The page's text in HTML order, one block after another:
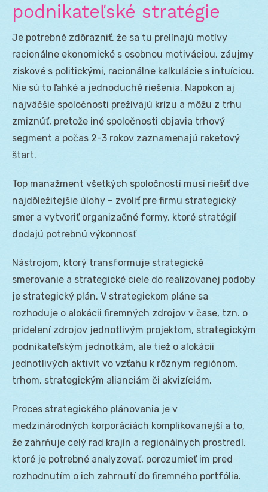
podnikateľské stratégie
Je potrebné zdôrazniť, že sa tu prelínajú motívy
racionálne ekonomické s osobnou motiváciou, záujmy
ziskové s politickými, racionálne kalkulácie s intuíciou.
Nie sú to ľahké a jednoduché riešenia. Napokon aj
najväčšie spoločnosti prežívajú krízu a môžu z trhu
zmiznúť, pretože iné spoločnosti objavia trhový
segment a počas 2-3 rokov zaznamenajú raketový
štart.
Top manažment všetkých spoločností musí riešiť dve
najdôležitejšie úlohy – zvoliť pre firmu strategický
smer a vytvoriť organizačné formy, ktoré stratégií
dodajú potrebnú výkonnosť
Nástrojom, ktorý transformuje strategické
smerovanie a strategické ciele do realizovanej podoby
je strategický plán. V strategickom pláne sa
rozhoduje o alokácii firemných zdrojov v čase, tzn. o
pridelení zdrojov jednotlivým projektom, strategickým
podnikateľským jednotkám, ale tiež o alokácii
jednotlivých aktivít vo vzťahu k rôznym regiónom,
trhom, strategickým alianciám či akvizíciám.
Proces strategického plánovania je v
medzinárodných korporáciách komplikovanejší a to,
že zahrňuje celý rad krajín a regionálnych prostredí,
ktoré je potrebné analyzovať, porozumieť im pred
rozhodnutím o ich zahrnutí do firemného portfólia.